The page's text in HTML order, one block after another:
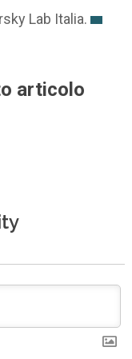
Lab Italia.
articolo